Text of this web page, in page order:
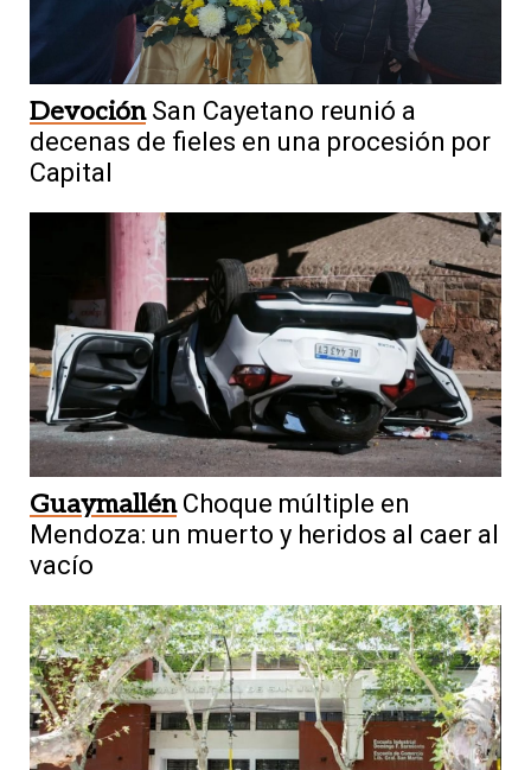
Devoción San Cayetano reunió a
decenas de fieles en una procesión por
Capital
Guaymallén Choque múltiple en
Mendoza: un muerto y heridos al caer al
vacío